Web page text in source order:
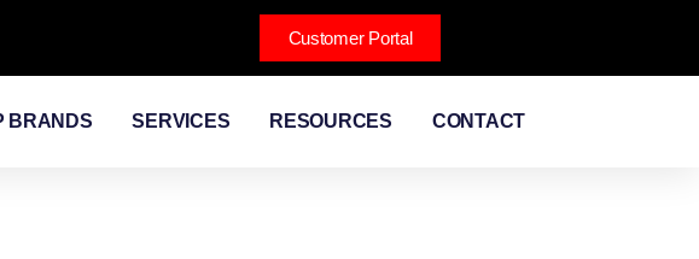
Customer Portal
BRANDS SERVICES RESOURCES CONTACT